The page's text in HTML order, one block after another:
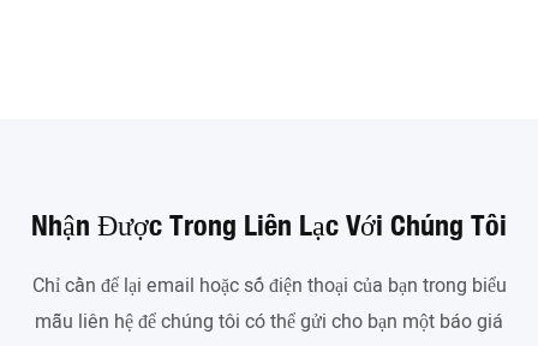
Nhận Được Trong Liên Lạc Với Chúng Tôi
Chỉ cần để lại email hoặc số điện thoại của bạn trong biểu
mẫu liên hệ để chúng tôi có thể gửi cho bạn một báo giá